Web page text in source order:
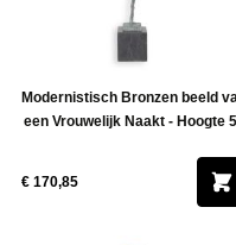
Modernistisch Bronzen beeld
een Vrouwelijk Naakt - Hoogte
€ 170,85